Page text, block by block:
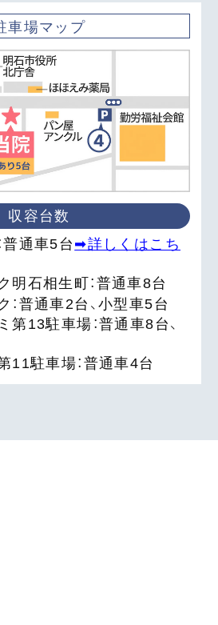
車場マップ
収容台数
通車5台 ➡詳しくはこち
石相生町：普通車8台
普通車2台、小型車5台
13駐車場：普通車8台、
駐車場：普通車4台